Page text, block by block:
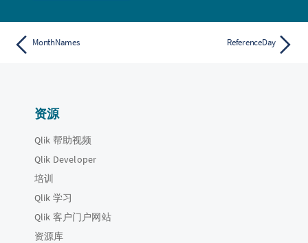
MonthNames ReferenceDay
资源
Qlik 帮助视频
Qlik Developer
培训
Qlik 学习
Qlik 客户门户网站
资源库